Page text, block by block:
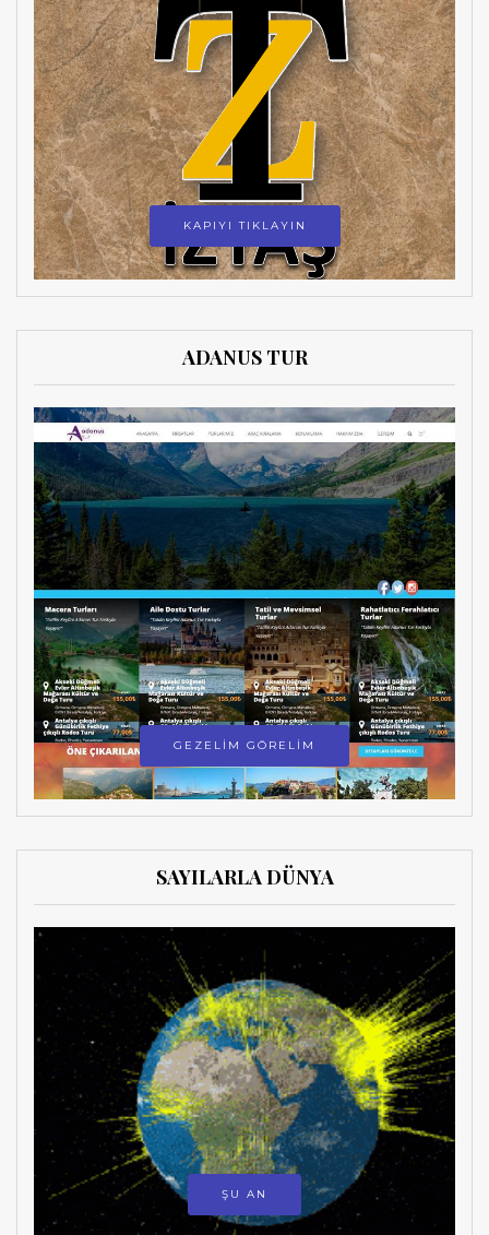
KAPIYI TIKLAYIN
ADANUS TUR
GEZELİM GÖRELİM
SAYILARLA DÜNYA
ŞU AN